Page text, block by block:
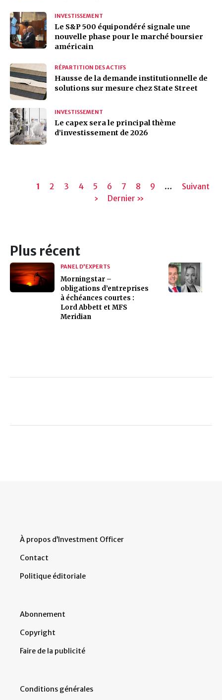
INVESTISSEMENT
Le S&P 500 équipondéré signale une
nouvelle phase pour le marché boursier
américain
RÉPARTITION DES ACTIFS
Hausse de la demande institutionnelle de
solutions sur mesure chez State Street
INVESTISSEMENT
Le capex sera le principal thème
d’investissement de 2026
Pagination
Page
1 Page
2 Page
3 Page
4 Page
5 Page
6 Page
7 Page
8 Page
9 …
Page
Suivant
›
Dernière
Dernier »
Plus récent
PANEL D'EXPERTS
Morningstar –
obligations d’entreprises
à échéances courtes :
Lord Abbett et MFS
Meridian
À propos d’Investment Officer
Contact
Politique éditoriale
Abonnement
Copyright
Faire de la publicité
Conditions générales